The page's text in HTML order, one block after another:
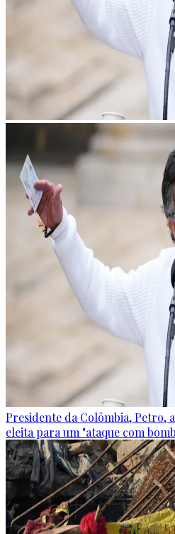
Presidente da Colômbia, Petro,
eleita para um "ataque com